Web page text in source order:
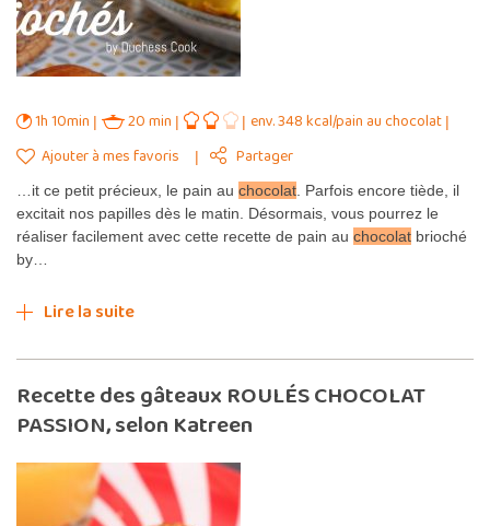
1h 10min 20 min
env. 348 kcal/pain au chocolat
Ajouter à mes favoris
Partager
…it ce petit précieux, le pain au chocolat . Parfois encore tiède, il
excitait nos papilles dès le matin. Désormais, vous pourrez le
réaliser facilement avec cette recette de pain au chocolat brioché
by…
Lire la suite
Recette des gâteaux ROULÉS CHOCOLAT
PASSION, selon Katreen